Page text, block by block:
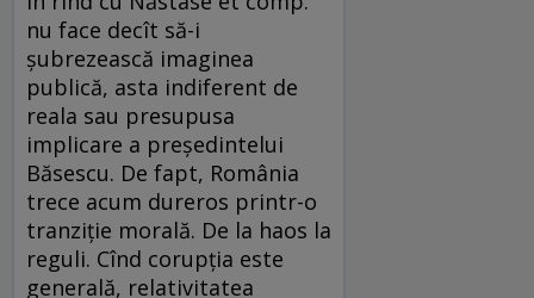
nu face decît să-i
şubrezească imaginea
publică, asta indiferent de
reala sau presupusa
implicare a preşedintelui
Băsescu. De fapt, România
trece acum dureros printr-o
tranziţie morală. De la haos la
reguli. Cînd corupţia este
generală, relativitatea